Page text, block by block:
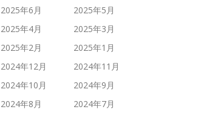
2025年6月
2025年5月
2025年4月
2025年3月
2025年2月
2025年1月
2024年12月
2024年11月
2024年10月
2024年9月
2024年8月
2024年7月